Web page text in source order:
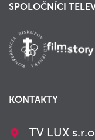
SPOLOČNÍCI
KONTAKTY
TV LUX